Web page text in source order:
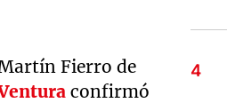
Fierro de
confirmó